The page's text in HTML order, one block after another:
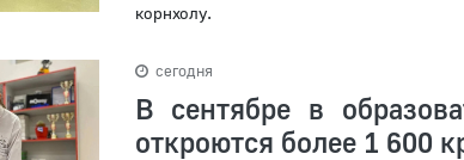
корнхолу.
сегодня
В сентябре в
откроются более 1 600